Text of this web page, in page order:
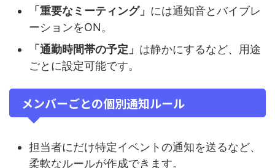
「重要なミーティング」 には通知音とバイブレ
ーションをON。
「通勤時間帯の予定」 は静かにするなど、用途
ごとに設定可能です。
メンバーごとの個別通知ルール
担当者にだけ特定イベントの通知を送るなど、
柔軟なルールが作成できます。